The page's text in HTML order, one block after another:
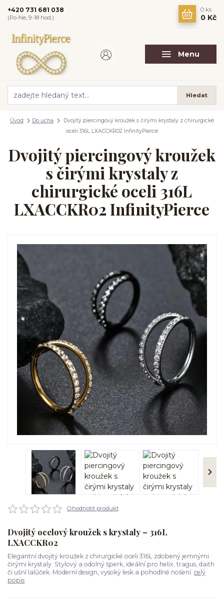
Menu
Hledat
+420 731 681 038
(Po-Ne, 9-18 hod.)
0 ks
0 Kč
Úvod Do ucha
Dvojitý piercingový kroužek s čirými krystaly z chirurgické
oceli 316L LXACCKR02 InfinityPierce
Dvojitý piercingový kroužek
s čirými krystaly z
chirurgické oceli 316L
LXACCKR02 InfinityPierce
Ohodnotit produkt
Dvojitý ocelový kroužek s krystaly – 316L
LXACCKR02
Elegantní dvojitý kroužek z chirurgické oceli 316L zdobený jemnými
čirými krystaly. Stylový a odolný šperk, ideální pro helix, tragus, daith
či ušní lalůček. Moderní design, vysoký lesk a pohodlné nošení. celý
popis